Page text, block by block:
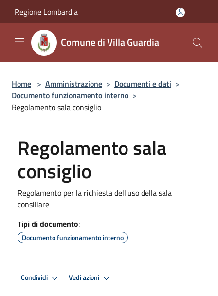
Regione Lombardia
Comune di Villa Guardia
Home > Amministrazione > Documenti e dati >
Documento funzionamento interno >
Regolamento sala consiglio
Regolamento sala
consiglio
Regolamento per la richiesta dell'uso della sala
consiliare
Tipi di documento:
Documento funzionamento interno
Condividi Vedi azioni